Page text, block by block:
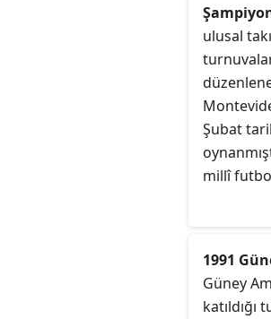
ulusal
Şubat
millî futbol
1991
Güney
katıldığı